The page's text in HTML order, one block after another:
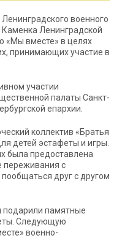
военного
Ленинградской
«Мы вместе» в целях
принимающих участие в
участии
палаты Санкт-
епархии.
коллектив «Братья
детей эстафеты и игры.
была предоставлена
переживания с
друг с другом
подарили памятные
Следующую
военно-